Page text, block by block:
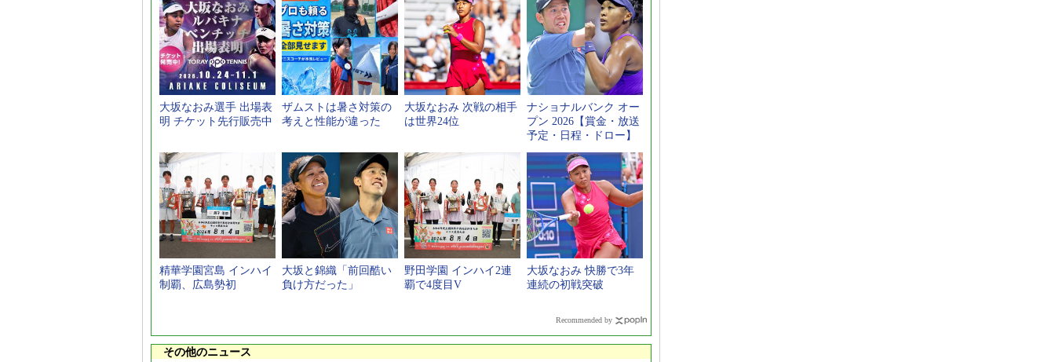
大坂なおみ選手 出場表
明 チケット先行販売中
ザムストは暑さ対策の
考えと性能が違った
大坂なおみ 次戦の相手
は世界24位
ナショナルバンク オー
プン 2026【賞金・放送
予定・日程・ドロー】
精華学園宮島 インハイ
制覇、広島勢初
大坂と錦織「前回酷い
負け方だった」
野田学園 インハイ2連
覇で4度目V
大坂なおみ 快勝で3年
連続の初戦突破
Recommended by
その他のニュース